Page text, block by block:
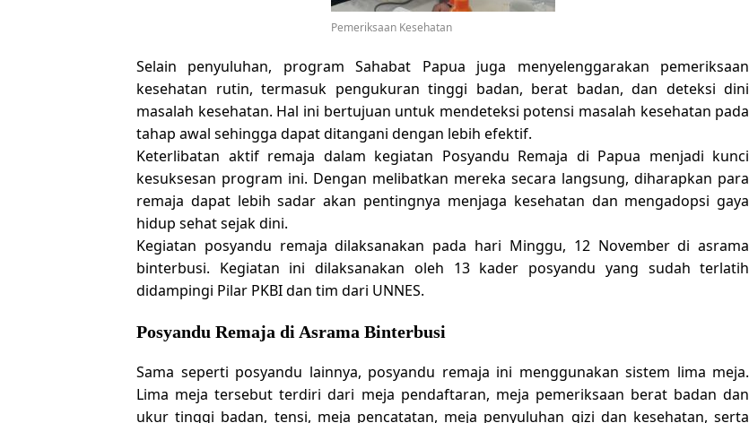
Pemeriksaan Kesehatan
Selain penyuluhan, program Sahabat Papua juga menyelenggarakan pemeriksaan
kesehatan rutin, termasuk pengukuran tinggi badan, berat badan, dan deteksi dini
masalah kesehatan. Hal ini bertujuan untuk mendeteksi potensi masalah kesehatan pada
tahap awal sehingga dapat ditangani dengan lebih efektif.
Keterlibatan aktif remaja dalam kegiatan Posyandu Remaja di Papua menjadi kunci
kesuksesan program ini. Dengan melibatkan mereka secara langsung, diharapkan para
remaja dapat lebih sadar akan pentingnya menjaga kesehatan dan mengadopsi gaya
hidup sehat sejak dini.
Kegiatan posyandu remaja dilaksanakan pada hari Minggu, 12 November di asrama
binterbusi. Kegiatan ini dilaksanakan oleh 13 kader posyandu yang sudah terlatih
didampingi Pilar PKBI dan tim dari UNNES.
Posyandu Remaja di Asrama Binterbusi
Sama seperti posyandu lainnya, posyandu remaja ini menggunakan sistem lima meja.
Lima meja tersebut terdiri dari meja pendaftaran, meja pemeriksaan berat badan dan
ukur tinggi badan, tensi, meja pencatatan, meja penyuluhan gizi dan kesehatan, serta